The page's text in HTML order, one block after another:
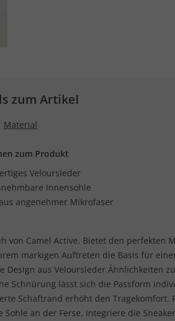
zum Artikel
Material
zum Produkt
Veloursleder
Innensohle
angenehmer Mikrofaser
von Camel Active. Bietet den perfekten
markigen Auftreten die Basis für
Design aus Veloursleder Ähnlichkeiten
Schnürung lässt sich die Passform
Schaftrand erhöht den
Sohle an der Ferse. Integriere die